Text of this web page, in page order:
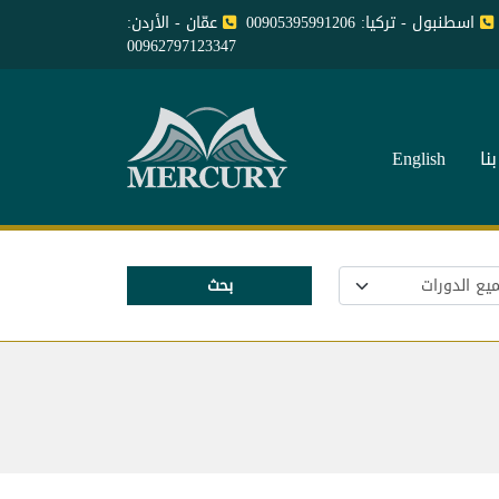
اسطنبول - تركيا: 00905395991206 عمّان - الأردن:
00962797123347
English
بحث